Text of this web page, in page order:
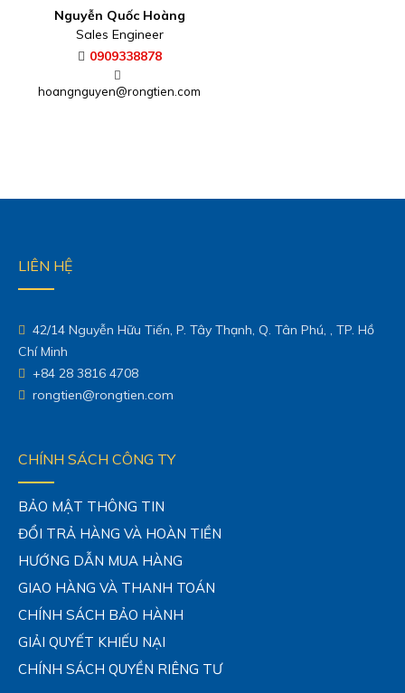
Nguyễn Quốc Hoàng
Sales Engineer
0909338878
hoangnguyen@rongtien.com
LIÊN HỆ
42/14 Nguyễn Hữu Tiến, P. Tây Thạnh, Q. Tân Phú, , TP. Hồ
Chí Minh
+84 28 3816 4708
rongtien@rongtien.com
CHÍNH SÁCH CÔNG TY
BẢO MẬT THÔNG TIN
ĐỔI TRẢ HÀNG VÀ HOÀN TIỀN
HƯỚNG DẪN MUA HÀNG
GIAO HÀNG VÀ THANH TOÁN
CHÍNH SÁCH BẢO HÀNH
GIẢI QUYẾT KHIẾU NẠI
CHÍNH SÁCH QUYỀN RIÊNG TƯ